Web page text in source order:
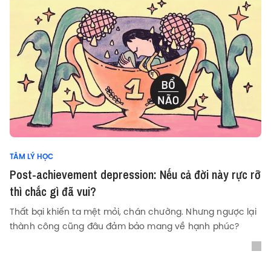
TÂM LÝ HỌC
Post-achievement depression: Nếu cả đời này rực rỡ
thì chắc gì đã vui?
Thất bại khiến ta mệt mỏi, chán chường. Nhưng ngược lại
thành công cũng đâu đảm bảo mang về hạnh phúc?